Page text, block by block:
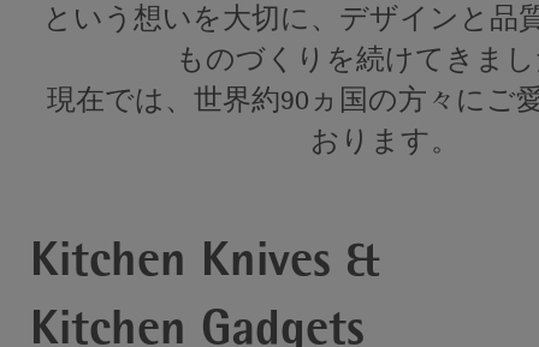
という想いを大切に、デザインと品
ものづくりを続けてきま
現在では、世界約90ヵ国の方々にご
おります。
Kitchen Knives &
Kitchen Gadgets